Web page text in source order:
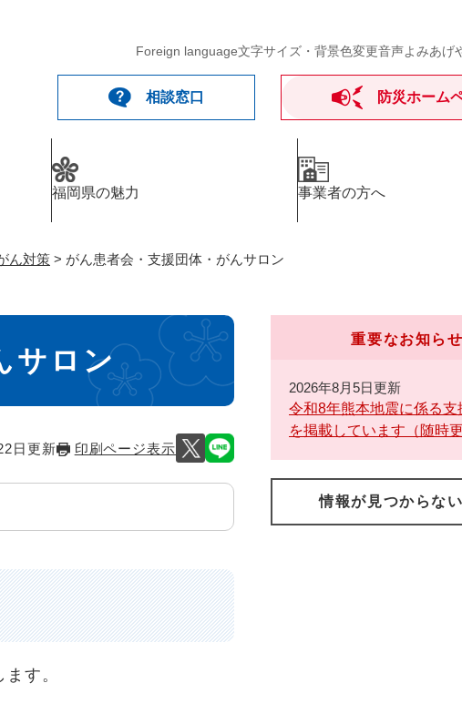
Foreign language文字サイズ・背景色変更音声よみあげ
相談窓口 防災ホーム
福岡県の魅力 事業者の方へ
ん対策 > がん患者会・支援団体・がんサロン
サロン
日更新 印刷ページ表示
す。
重要なお知らせ
2026年8月5日更新
令和8年熊本地震に係る支
を掲載しています（随時更
情報が見つからな